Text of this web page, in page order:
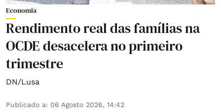
Economia
Rendimento real das famílias na
OCDE desacelera no primeiro
trimestre
DN/Lusa
Publicado a: 06 Agosto 2026, 14:42